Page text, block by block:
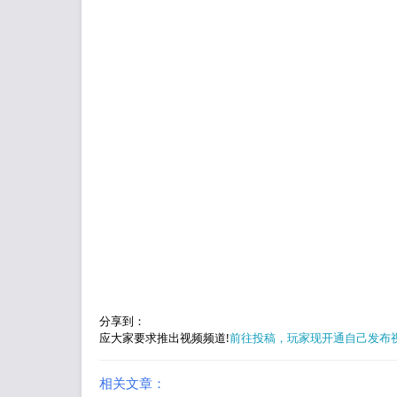
分享到：
应大家要求推出视频频道!前往投稿，玩家现开通自己发布
相关文章：